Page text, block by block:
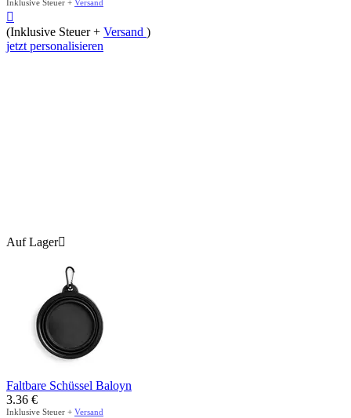
Inklusive Steuer + Versand

(Inklusive Steuer + Versand )
jetzt personalisieren
Auf Lager
Faltbare Schüssel Baloyn
3.36 €
Inklusive Steuer + Versand